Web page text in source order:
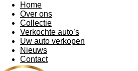
Home
Over ons
Collectie
Verkochte auto’s
Uw auto verkopen
Nieuws
Contact